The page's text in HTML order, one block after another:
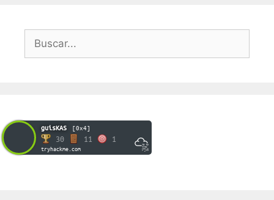
Buscar:
guisKAS [0x4]
30 11 1
tryhackme.com